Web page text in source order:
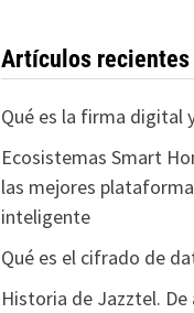
Artículos recientes
Qué es la firma digital
Ecosistemas Smart
las mejores
inteligente
Qué es el cifrado de
Historia de Jazztel. De